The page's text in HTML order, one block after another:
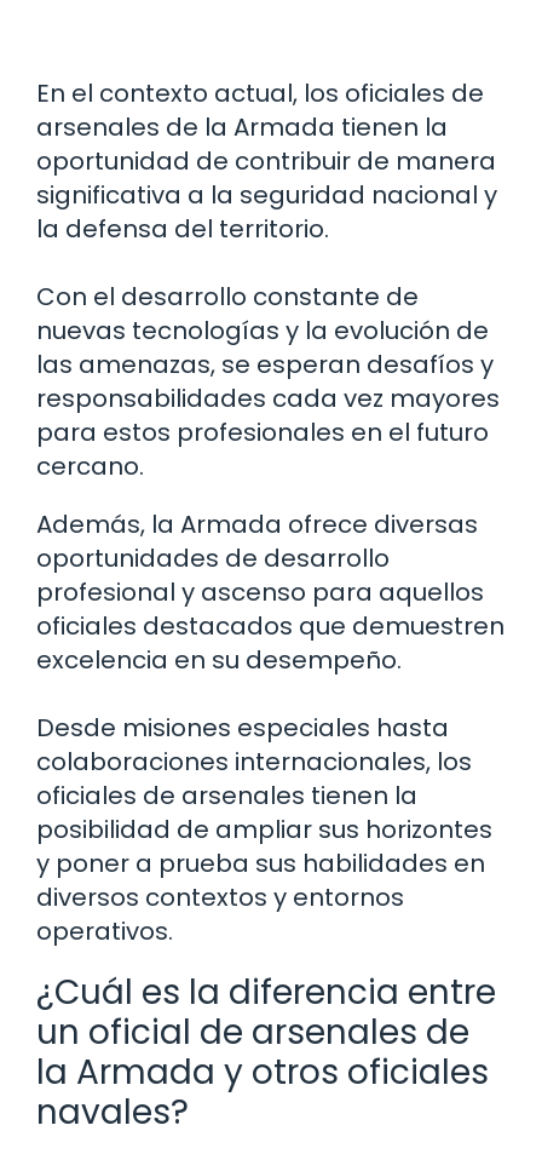
En el contexto actual, los oficiales de
arsenales de la Armada tienen la
oportunidad de contribuir de manera
significativa a la seguridad nacional y
la defensa del territorio.
Con el desarrollo constante de
nuevas tecnologías y la evolución de
las amenazas, se esperan desafíos y
responsabilidades cada vez mayores
para estos profesionales en el futuro
cercano.
Además, la Armada ofrece diversas
oportunidades de desarrollo
profesional y ascenso para aquellos
oficiales destacados que demuestren
excelencia en su desempeño.
Desde misiones especiales hasta
colaboraciones internacionales, los
oficiales de arsenales tienen la
posibilidad de ampliar sus horizontes
y poner a prueba sus habilidades en
diversos contextos y entornos
operativos.
¿Cuál es la diferencia entre
un oficial de arsenales de
la Armada y otros oficiales
navales?